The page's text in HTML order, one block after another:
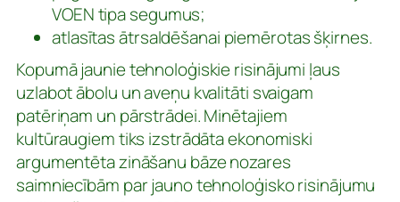
VOEN tipa segumus;
atlasītas ātrsaldēšanai piemērotas šķirnes.
Kopumā jaunie tehnoloģiskie risinājumi ļaus
uzlabot ābolu un aveņu kvalitāti svaigam
patēriņam un pārstrādei. Minētajiem
kultūraugiem tiks izstrādāta ekonomiski
argumentēta zināšanu bāze nozares
saimniecībām par jauno tehnoloģisko risinājumu